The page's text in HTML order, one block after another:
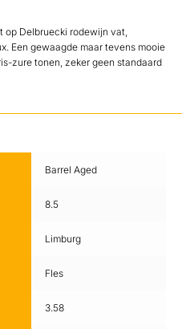
op Delbruecki rodewijn vat,
Een gewaagde maar tevens mooie
zure tonen, zeker geen standaard
Barrel Aged
8.5
Limburg
Fles
3.58